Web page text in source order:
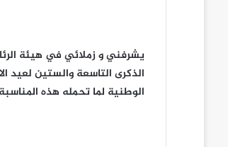
يشرفني و زملائي في هيئة
الذكرى التاسعة والستين لعيد
الوطنية لما تحمله هذه